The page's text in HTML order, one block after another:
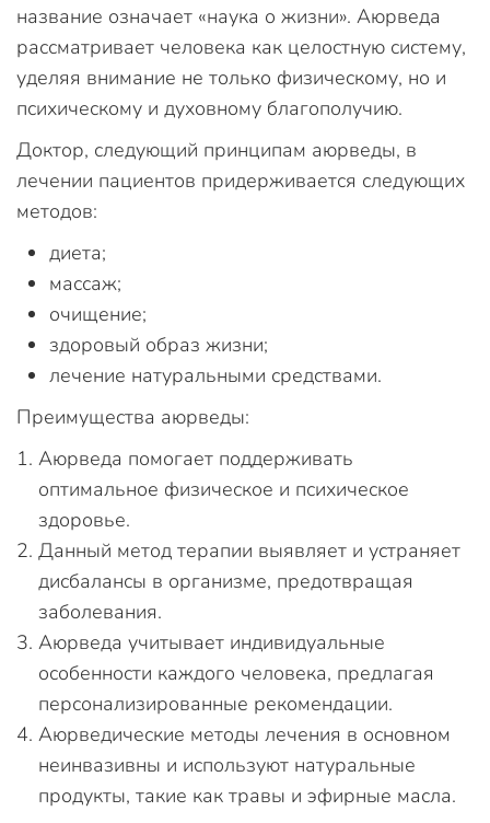
название означает «наука о жизни». Аюрведа
рассматривает человека как целостную систему,
уделяя внимание не только физическому, но и
психическому и духовному благополучию.
Доктор, следующий принципам аюрведы, в
лечении пациентов придерживается следующих
методов:
диета;
массаж;
очищение;
здоровый образ жизни;
лечение натуральными средствами.
Преимущества аюрведы:
Аюрведа помогает поддерживать
оптимальное физическое и психическое
здоровье.
Данный метод терапии выявляет и устраняет
дисбалансы в организме, предотвращая
заболевания.
Аюрведа учитывает индивидуальные
особенности каждого человека, предлагая
персонализированные рекомендации.
Аюрведические методы лечения в основном
неинвазивны и используют натуральные
продукты, такие как травы и эфирные масла.